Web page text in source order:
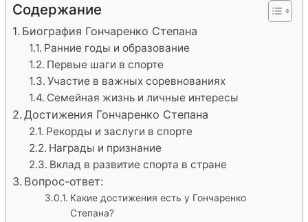
Содержание
Биография Гончаренко Степана
Ранние годы и образование
Первые шаги в спорте
Участие в важных соревнованиях
Семейная жизнь и личные интересы
Достижения Гончаренко Степана
Рекорды и заслуги в спорте
Награды и признание
Вклад в развитие спорта в стране
Вопрос-ответ:
Какие достижения есть у Гончаренко
Степана?